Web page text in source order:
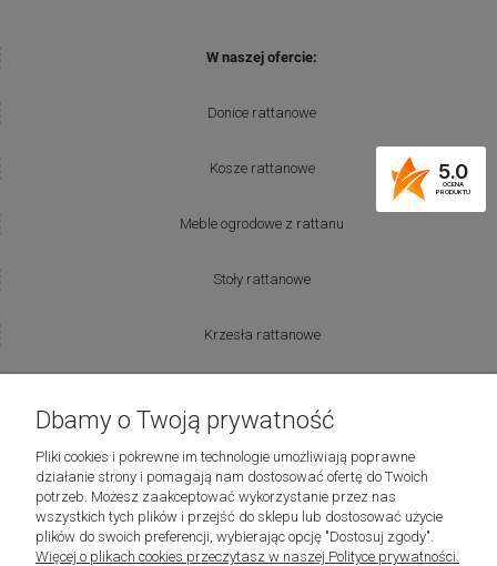
W naszej ofercie:
Donice rattanowe
Kosze rattanowe
Meble ogrodowe z rattanu
Stoły rattanowe
Krzesła rattanowe
Riviera Maison
Laboni
5.0
OCENA
PRODUKTU
Dbamy o Twoją prywatność
Pliki cookies i pokrewne im technologie umożliwiają poprawne
działanie strony i pomagają nam dostosować ofertę do Twoich
potrzeb. Możesz zaakceptować wykorzystanie przez nas
wszystkich tych plików i przejść do sklepu lub dostosować użycie
plików do swoich preferencji, wybierając opcję "Dostosuj zgody".
Więcej o plikach cookies przeczytasz w naszej Polityce prywatności.